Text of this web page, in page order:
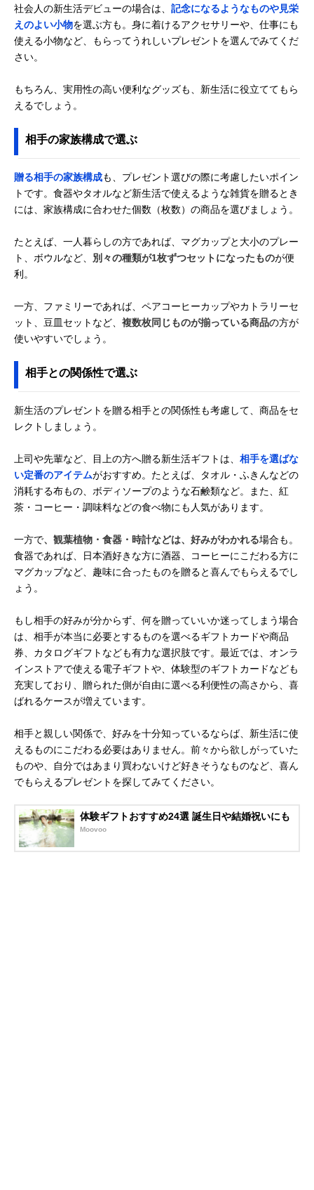
社会人の新生活デビューの場合は、 記念になるようなものや見栄
えのよい小物を選ぶ方も。身に着けるアクセサリーや、仕事にも
使える小物など、もらってうれしいプレゼントを選んでみてくだ
さい。
もちろん、実用性の高い便利なグッズも、新生活に役立ててもら
えるでしょう。
相手の家族構成で選ぶ
贈る相手の家族構成も、プレゼント選びの際に考慮したいポイン
トです。食器やタオルなど新生活で使えるような雑貨を贈るとき
には、家族構成に合わせた個数（枚数）の商品を選びましょう。
たとえば、一人暮らしの方であれば、マグカップと大小のプレー
ト、ボウルなど、 別々の種類が1枚ずつセットになったものが便
利。
一方、ファミリーであれば、ペアコーヒーカップやカトラリーセ
ット、豆皿セットなど、 複数枚同じものが揃っている商品の方が
使いやすいでしょう。
相手との関係性で選ぶ
新生活のプレゼントを贈る相手との関係性も考慮して、商品をセ
レクトしましょう。
上司や先輩など、目上の方へ贈る新生活ギフトは、 相手を選ばな
い定番のアイテムがおすすめ。たとえば、タオル・ふきんなどの
消耗する布もの、ボディソープのような石鹸類など。また、紅
茶・コーヒー・調味料などの食べ物にも人気があります。
一方で、観葉植物・食器・時計などは、好みがわかれる場合も。
食器であれば、日本酒好きな方に酒器、コーヒーにこだわる方に
マグカップなど、趣味に合ったものを贈ると喜んでもらえるでし
ょう。
もし相手の好みが分からず、何を贈っていいか迷ってしまう場合
は、相手が本当に必要とするものを選べるギフトカードや商品
券、カタログギフトなども有力な選択肢です。最近では、オンラ
インストアで使える電子ギフトや、体験型のギフトカードなども
充実しており、贈られた側が自由に選べる利便性の高さから、喜
ばれるケースが増えています。
相手と親しい関係で、好みを十分知っているならば、新生活に使
えるものにこだわる必要はありません。前々から欲しがっていた
ものや、自分ではあまり買わないけど好きそうなものなど、喜ん
でもらえるプレゼントを探してみてください。
体験ギフトおすすめ24選 誕生日や結婚祝いにも
Moovoo